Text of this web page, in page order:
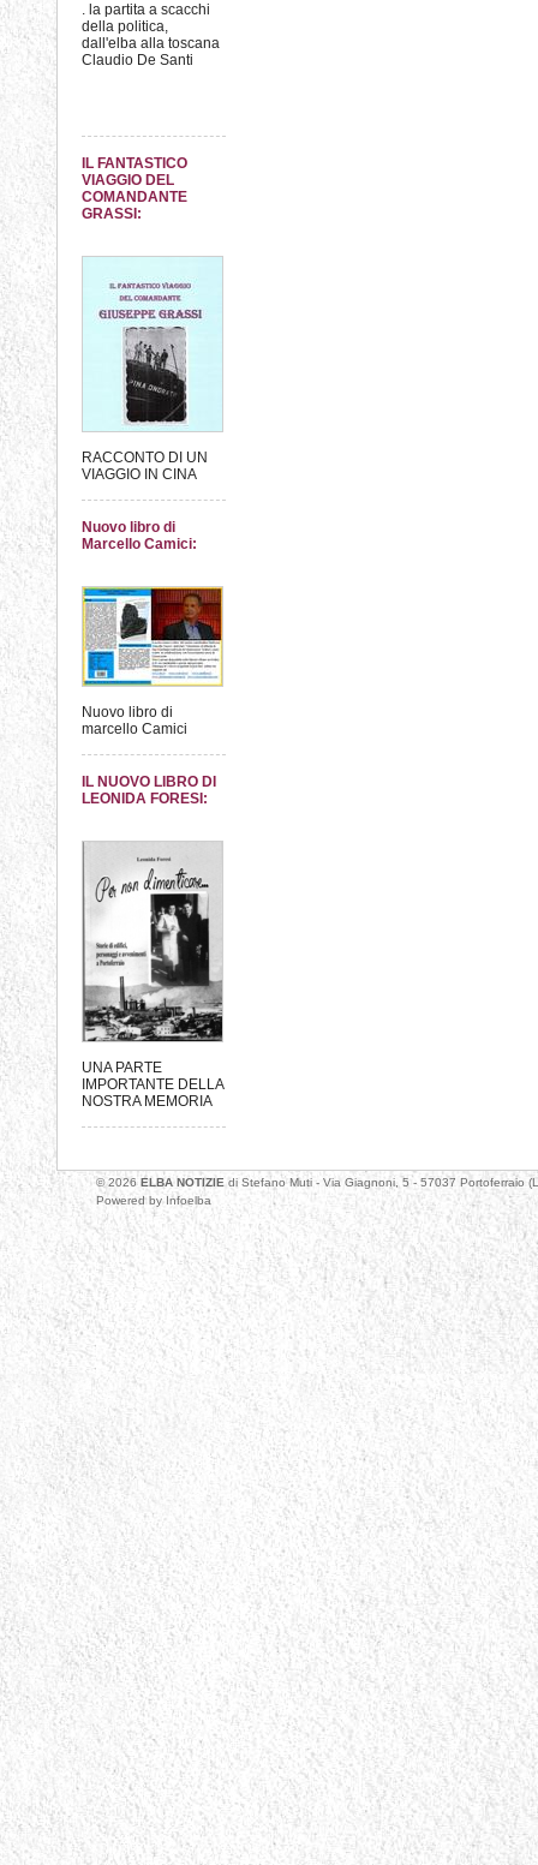
. la partita a scacchi
della politica,
dall'elba alla toscana
Claudio De Santi
IL FANTASTICO
VIAGGIO DEL
COMANDANTE
GRASSI:
RACCONTO DI UN
VIAGGIO IN CINA
Nuovo libro di
Marcello Camici:
Nuovo libro di
marcello Camici
IL NUOVO LIBRO DI
LEONIDA FORESI:
UNA PARTE
IMPORTANTE DELLA
NOSTRA MEMORIA
© 2026ELBA NOTIZIE di Stefano Muti - Via Giagnoni, 5 - 57037 Portoferraio
Powered by Infoelba